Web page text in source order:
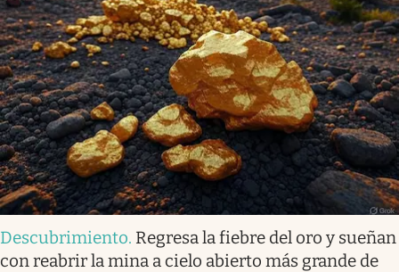
Descubrimiento. Regresa la fiebre del oro y sueñan
con reabrir la mina a cielo abierto más grande de